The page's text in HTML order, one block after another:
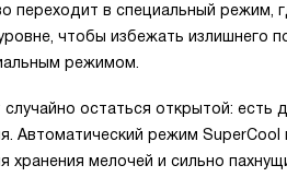
переходит в специальный режим,
чтобы избежать излишнего
режимом.
остаться открытой: есть
Автоматический режим
мелочей и сильно